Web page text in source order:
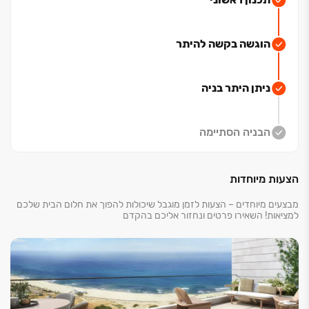
הוגשה בקשה להיתר
ניתן היתר בניה
הבניה הסתיימה
הצעות מיוחדות
מבצעים מיוחדים – הצעות לזמן מוגבל שיכולות להפוך את חלום הבית שלכם
למציאות! השאירו פרטים ונחזור אליכם בהקדם